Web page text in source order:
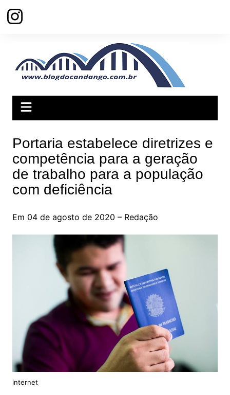
para
Portaria estabelece diretrizes e
competência para a geração
de trabalho para a população
com deficiência
Em 04 de agosto de 2020 – Redação
internet